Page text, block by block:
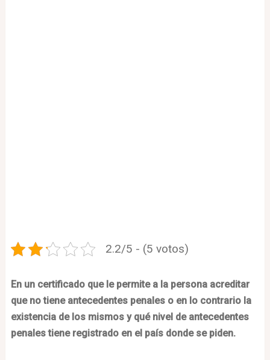
2.2/5 - (5 votos)
En un certificado que le permite a la persona acreditar
que no tiene antecedentes penales o en lo contrario la
existencia de los mismos y qué nivel de antecedentes
penales tiene registrado en el país donde se piden.